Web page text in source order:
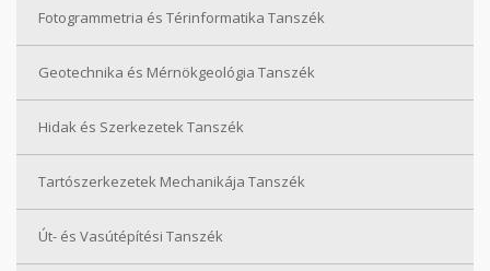
Fotogrammetria és Térinformatika Tanszék
Geotechnika és Mérnökgeológia Tanszék
Hidak és Szerkezetek Tanszék
Tartószerkezetek Mechanikája Tanszék
Út- és Vasútépítési Tanszék